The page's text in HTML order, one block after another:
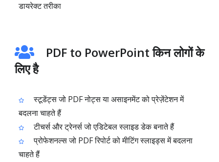
डायरेक्ट तरीका
PDF to PowerPoint किन लोगों के
लिए है
स्टूडेंट्स जो PDF नोट्स या असाइनमेंट को प्रेज़ेंटेशन में
बदलना चाहते हैं
टीचर्स और ट्रेनर्स जो एडिटेबल स्लाइड डेक बनाते हैं
प्रोफेशनल्स जो PDF रिपोर्ट को मीटिंग स्लाइड्स में बदलना
चाहते हैं